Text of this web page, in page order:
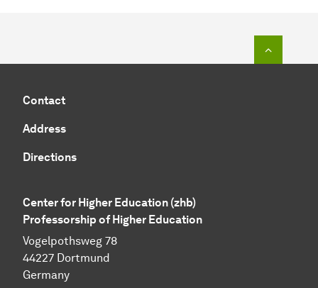
Contact
Address
Directions
Center for Higher Education (zhb)
Professorship of Higher Education
Vogelpothsweg 78
44227 Dortmund
Germany